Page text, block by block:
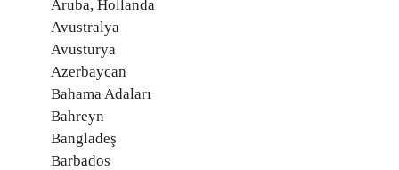
Aruba, Hollanda
Avustralya
Avusturya
Azerbaycan
Bahama Adaları
Bahreyn
Bangladeş
Barbados